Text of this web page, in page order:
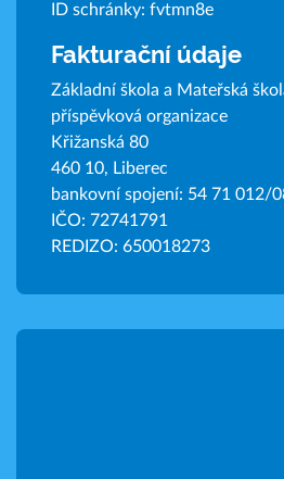
ID schránky: fvtmn8e
Fakturační údaje
Základní škola a Mateřská
příspěvková organizace
Křižanská 80
460 10, Liberec
bankovní spojení: 54 71 012/
IČO: 72741791
REDIZO: 650018273